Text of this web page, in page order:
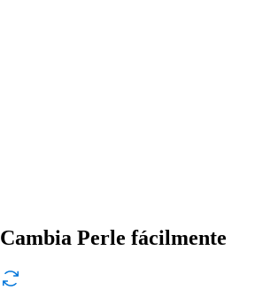
Cambia Perle fácilmente